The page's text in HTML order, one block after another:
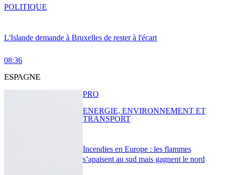
L'Islande demande à Bruxelles de rester à l'écart
08:36
POLITIQUE
ESPAGNE
Incendies en Europe : les flammes
s’apaisent au sud mais gagnent le nord
PRO
ENERGIE, ENVIRONNEMENT ET
TRANSPORT